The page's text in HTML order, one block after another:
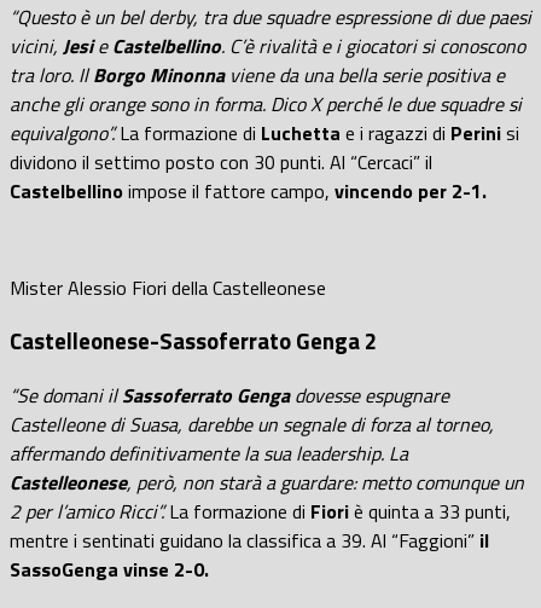
“Questo è un bel derby, tra due squadre espressione di due paesi
vicini, JesieCastelbellino. C’è rivalità e i giocatori si conoscono
tra loro. IlBorgo Minonnaviene da una bella serie positiva e
anche gli orange sono in forma. Dico X perché le due squadre si
equivalgono”.La formazione di Luchetta e i ragazzi di Perinisi
dividono il settimo posto con 30 punti. Al “Cercaci” il
Castelbellinoimpose il fattore campo, vincendo per 2-1.
Mister Alessio Fiori della Castelleonese
Castelleonese-Sassoferrato Genga 2
“Se domani ilSassoferrato Gengadovesse espugnare
Castelleone di Suasa, darebbe un segnale di forza al torneo,
affermando definitivamente la sua leadership. La
Castelleonese, però, non starà a guardare: metto comunque un
2 per l’amico Ricci”.La formazione di Fioriè quinta a 33 punti,
mentre i sentinati guidano la classifica a 39. Al “Faggioni” il
SassoGenga vinse 2-0.